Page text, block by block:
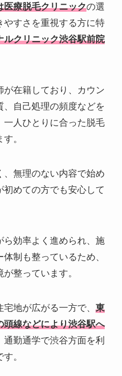
医療脱毛クリニックの選
やすさを重視する方に特
ルクリニック渋谷駅前院
在籍しており、カウン
自己処理の頻度などを
一人ひとりに合った脱毛
。
無理のない内容で始め
めての方でも安心して
ら効率よく進められ、施
制も整っているため、
整っています。
地が広がる一方で、 東
頭線などにより渋谷駅へ
通勤通学で渋谷方面を利
。